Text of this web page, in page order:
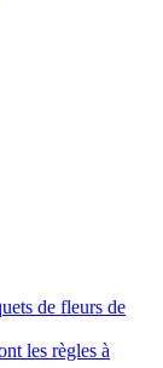
de fleurs de
les règles à